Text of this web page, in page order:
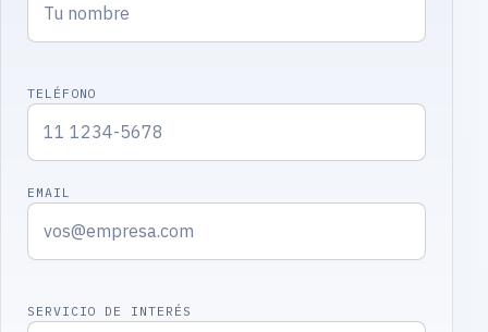
TELÉFONO
EMAIL
SERVICIO DE INTERÉS